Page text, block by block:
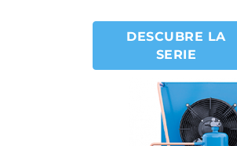
DESCUBRE LA
SERIE